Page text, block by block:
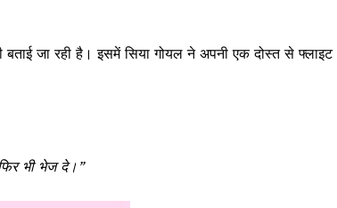
जा रही है। इसमें सिया गोयल ने अपनी एक दोस्त से फ्लाइट
भी भेज दे।”